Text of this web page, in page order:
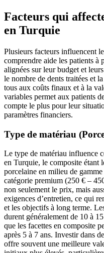
Facteurs qui
en Turquie
Plusieurs facteurs influencent
comprendre aide les patients à
alignées sur leur budget et
le nombre de dents traitées et
tous aux coûts finaux et à la
variables permet aux patients
compte le plus pour leur
paramètres financiers.
Type de matériau
Le type de matériau influence
en Turquie, le composite étant
porcelaine en milieu de
catégorie premium (250 € –
non seulement le prix, mais
exigences d’entretien, ce qui
et les objectifs à long terme.
durent généralement de 10 à
que les facettes en composite
après 5 à 7 ans. Investir dans
offre souvent une meilleure